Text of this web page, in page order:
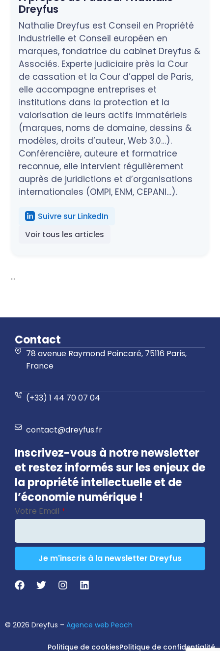
Dreyfus
Nathalie Dreyfus est Conseil en Propriété
Industrielle et Conseil européen en
marques, fondatrice du cabinet Dreyfus &
Associés. Experte judiciaire près la Cour
de cassation et la Cour d’appel de Paris,
elle accompagne entreprises et
institutions dans la protection et la
valorisation de leurs actifs immatériels
(marques, noms de domaine, dessins &
modèles, droits d’auteur, Web 3.0…).
Conférencière, auteure et formatrice
reconnue, elle intervient régulièrement
auprès de juridictions et d’organisations
internationales (OMPI, ENM, CEPANI…).
Suivre sur LinkedIn
Voir tous les articles
...
Contact
78 avenue Raymond Poincaré, 75116 Paris,
France
(+33) 1 44 70 07 04
contact@dreyfus.fr
Inscrivez-vous à notre newsletter
et restez informés sur les enjeux de
la propriété intellectuelle et de
l’économie numérique !
Votre Email *
Je m'inscris à la newsletter Dreyfus
Your
© 2026 Dreyfus – Agence web Peach
Politique de cookiesPolitique de confidentialité